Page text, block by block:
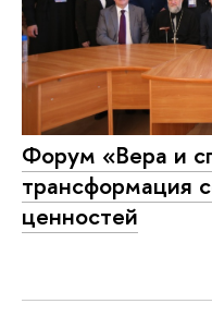
Форум «Вера и
трансформация
ценностей